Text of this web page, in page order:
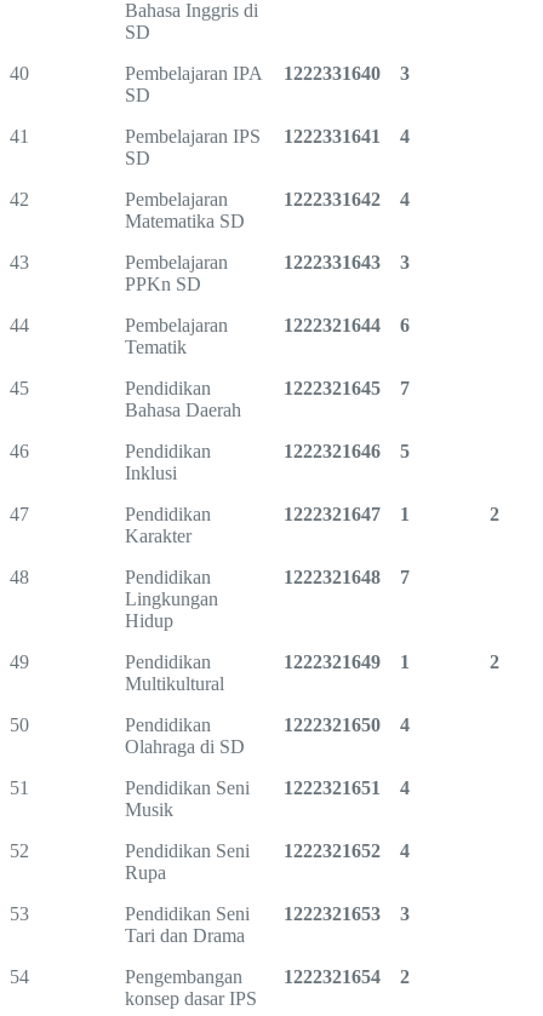
Bahasa Inggris di
SD
40
Pembelajaran IPA
SD
1222331640 3
41
Pembelajaran IPS
SD
1222331641 4
42
Pembelajaran
Matematika SD
1222331642 4
43
Pembelajaran
PPKn SD
1222331643 3
44
Pembelajaran
Tematik
1222321644 6
45
Pendidikan
Bahasa Daerah
1222321645 7
46
Pendidikan
Inklusi
1222321646 5
47
Pendidikan
Karakter
1222321647 1 2
48
Pendidikan
Lingkungan
Hidup
1222321648 7
49
Pendidikan
Multikultural
1222321649 1 2
50
Pendidikan
Olahraga di SD
1222321650 4
51
Pendidikan Seni
Musik
1222321651 4
52
Pendidikan Seni
Rupa
1222321652 4
53
Pendidikan Seni
Tari dan Drama
1222321653 3
54
Pengembangan
konsep dasar IPS
1222321654 2